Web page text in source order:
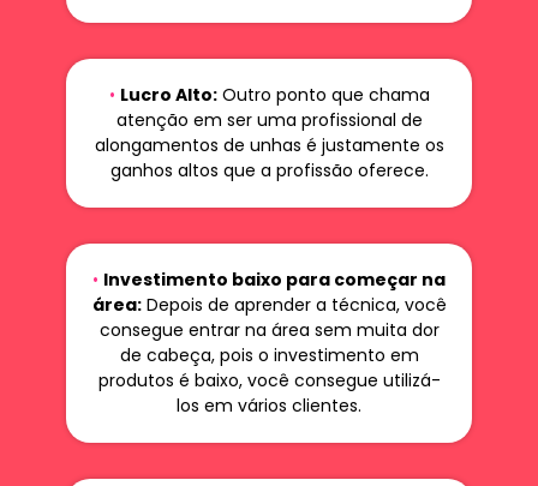
• Lucro Alto:Outro ponto que chama
atenção em ser uma profissional de
alongamentos de unhas é justamente os
ganhos altos que a profissão oferece.
• Investimento baixo para começar na
área:Depois de aprender a técnica, você
consegue entrar na área sem muita dor
de cabeça, pois o investimento em
produtos é baixo, você consegue utilizá-
los em vários clientes.